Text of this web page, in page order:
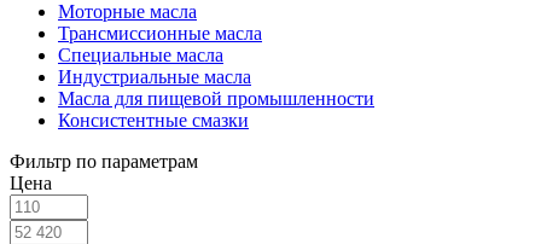
Моторные масла
Трансмиссионные масла
Специальные масла
Индустриальные масла
Масла для пищевой промышленности
Консистентные смазки
Фильтр по параметрам
Цена